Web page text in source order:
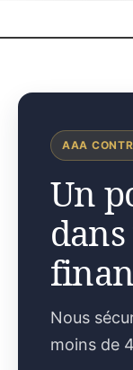
AAA
Un
Nous
moins de